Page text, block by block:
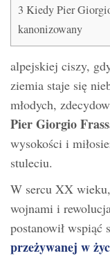
3 Kiedy Pier
kanonizowany
alpejskiej ciszy,
ziemia staje się
młodych,
Pier Giorgio
wysokości i
stuleciu.
W sercu XX
wojnami i
postanowił wspiąć
przeżywanej w